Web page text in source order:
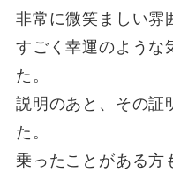
非常に微笑ましい雰
すごく幸運のような
た。
説明のあと、その証
た。
乗ったことがある方